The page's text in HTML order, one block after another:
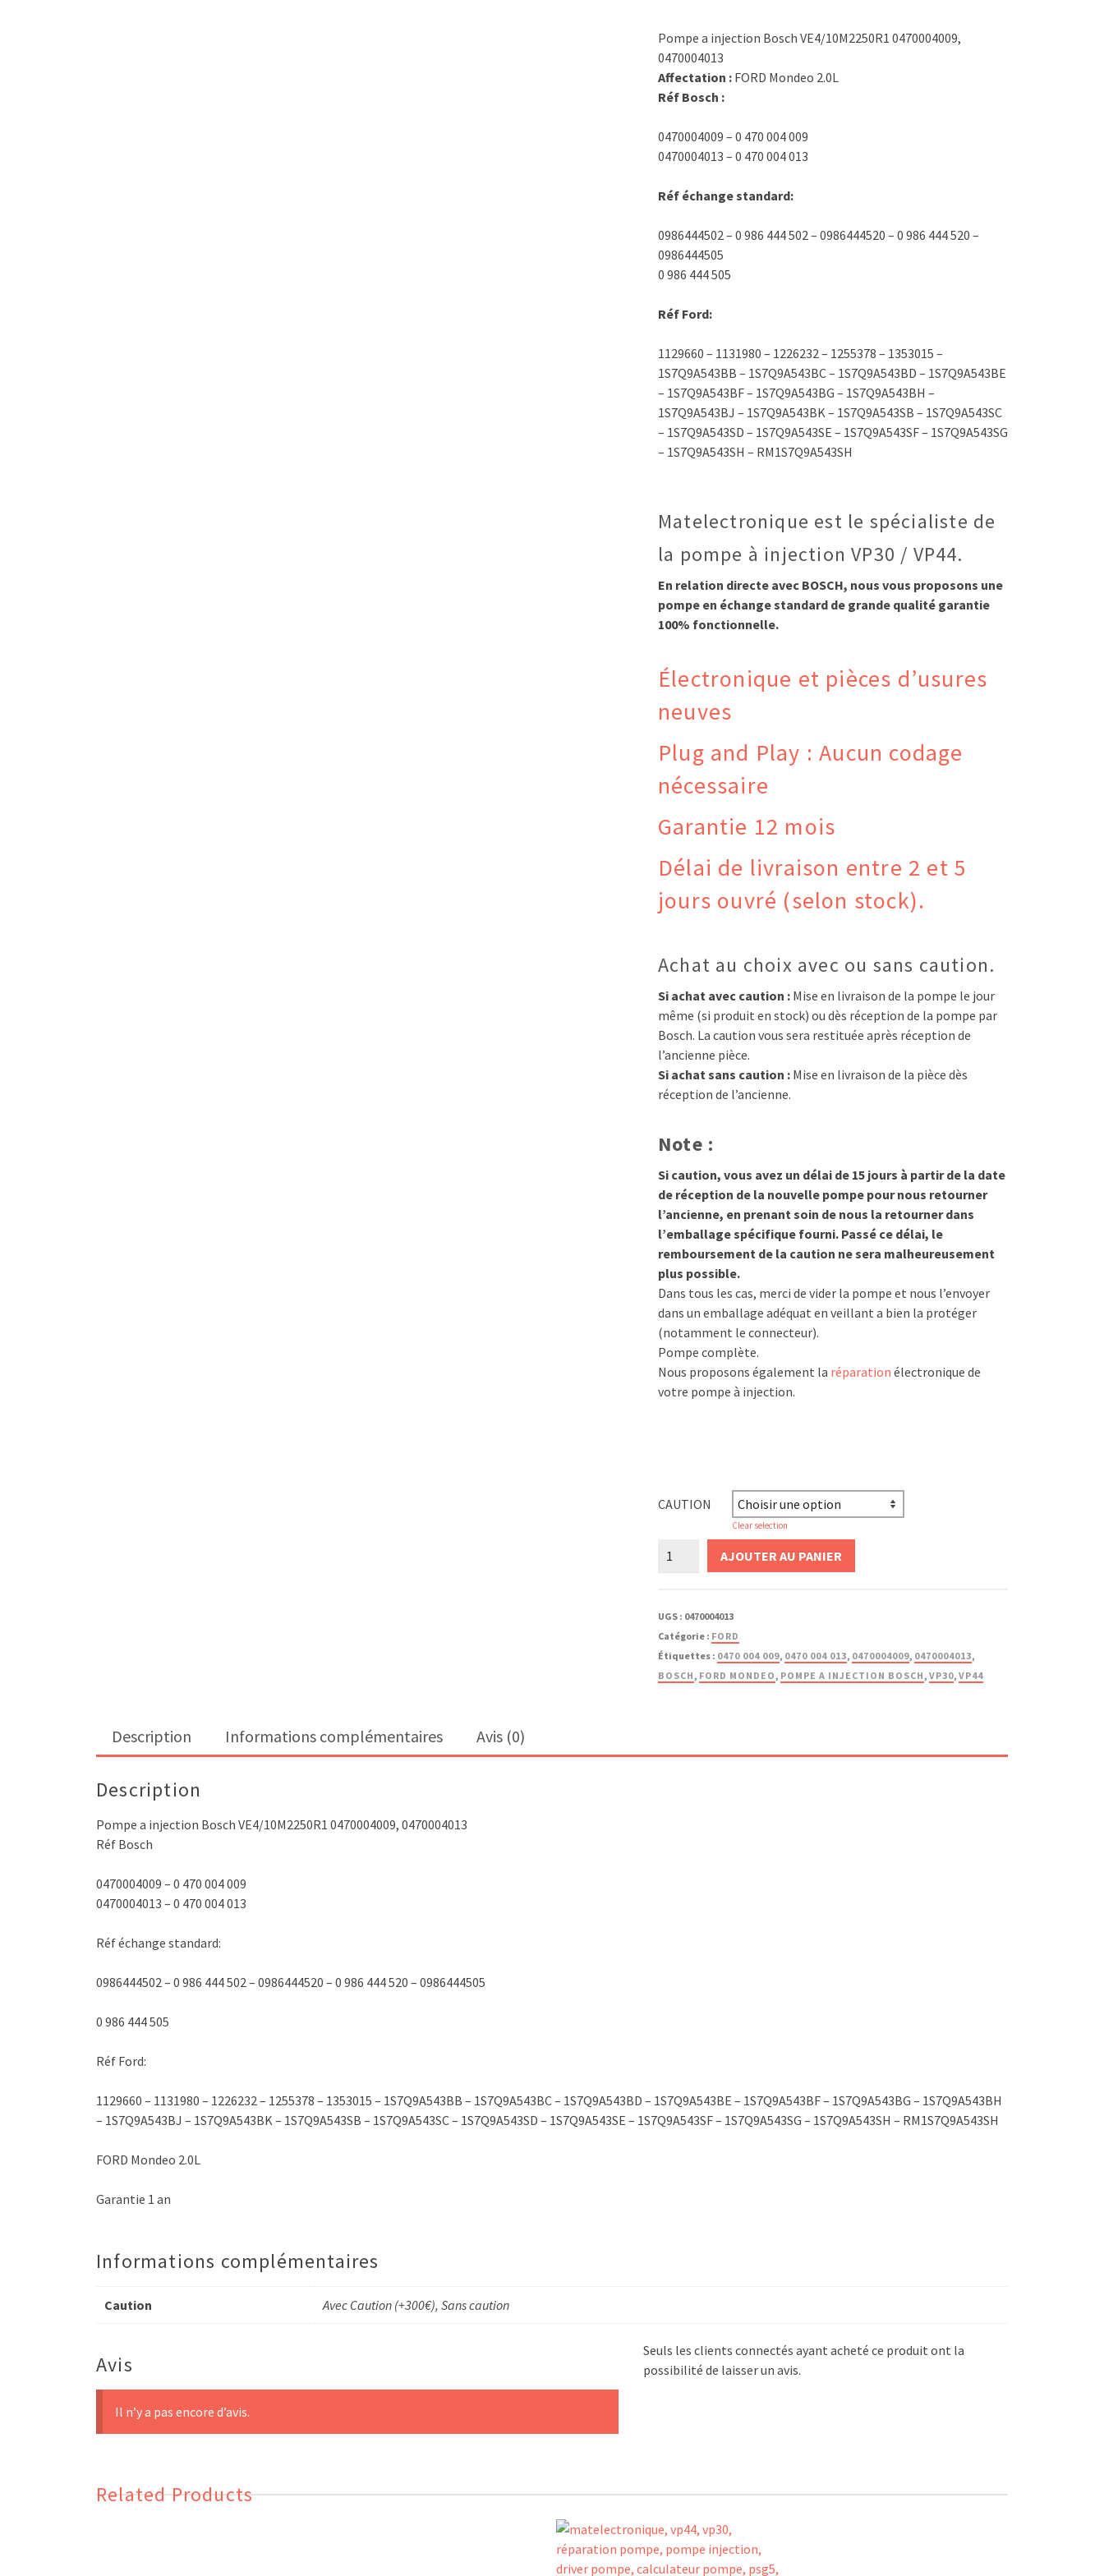
à
Pompe a injection Bosch VE4/10M2250R1 0470004009,
0470004013
Affectation : FORD Mondeo 2.0L
Réf Bosch :
0470004009 – 0 470 004 009
0470004013 – 0 470 004 013
Réf échange standard:
0986444502 – 0 986 444 502 – 0986444520 – 0 986 444 520 –
0986444505
0 986 444 505
Réf Ford:
1129660 – 1131980 – 1226232 – 1255378 – 1353015 –
1S7Q9A543BB – 1S7Q9A543BC – 1S7Q9A543BD – 1S7Q9A543BE
– 1S7Q9A543BF – 1S7Q9A543BG – 1S7Q9A543BH –
1S7Q9A543BJ – 1S7Q9A543BK – 1S7Q9A543SB – 1S7Q9A543SC
– 1S7Q9A543SD – 1S7Q9A543SE – 1S7Q9A543SF – 1S7Q9A543SG
– 1S7Q9A543SH – RM1S7Q9A543SH
Matelectronique est le spécialiste de
la pompe à injection VP30 / VP44.
En relation directe avec BOSCH, nous vous proposons une
pompe en échange standard de grande qualité garantie
100% fonctionnelle.
Électronique et pièces d’usures
neuves
Plug and Play : Aucun codage
nécessaire
Garantie 12 mois
Délai de livraison entre 2 et 5
jours ouvré (selon stock).
Achat au choix avec ou sans caution.
Si achat avec caution : Mise en livraison de la pompe le jour
même (si produit en stock) ou dès réception de la pompe par
Bosch. La caution vous sera restituée après réception de
l’ancienne pièce.
Si achat sans caution : Mise en livraison de la pièce dès
réception de l’ancienne.
Note :
Si caution, vous avez un délai de 15 jours à partir de la date
de réception de la nouvelle pompe pour nous retourner
l’ancienne, en prenant soin de nous la retourner dans
l’emballage spécifique fourni. Passé ce délai, le
remboursement de la caution ne sera malheureusement
plus possible.
Dans tous les cas, merci de vider la pompe et nous l’envoyer
dans un emballage adéquat en veillant a bien la protéger
(notamment le connecteur).
Pompe complète.
Nous proposons également la réparation électronique de
votre pompe à injection.
CAUTION
Clear selection
quantité
0470
004
AJOUTER AU PANIER
UGS : 0470004013
Catégorie : FORD
Étiquettes : 0470 004 009, 0470 004 013, 0470004009, 0470004013,
BOSCH, FORD MONDEO, POMPE A INJECTION BOSCH, VP30, VP44
Description Informations complémentaires Avis (0)
Description
Pompe a injection Bosch VE4/10M2250R1 0470004009, 0470004013
Réf Bosch
0470004009 – 0 470 004 009
0470004013 – 0 470 004 013
Réf échange standard:
0986444502 – 0 986 444 502 – 0986444520 – 0 986 444 520 – 0986444505
0 986 444 505
Réf Ford:
1129660 – 1131980 – 1226232 – 1255378 – 1353015 – 1S7Q9A543BB – 1S7Q9A543BC – 1S7Q9A543BD – 1S7Q9A543BE – 1S7Q9A543BF – 1S7Q9A543BG – 1S7Q9A543BH
– 1S7Q9A543BJ – 1S7Q9A543BK – 1S7Q9A543SB – 1S7Q9A543SC – 1S7Q9A543SD – 1S7Q9A543SE – 1S7Q9A543SF – 1S7Q9A543SG – 1S7Q9A543SH – RM1S7Q9A543SH
FORD Mondeo 2.0L
Garantie 1 an
Informations complémentaires
Caution Avec Caution (+300€), Sans caution
Avis
Il n’y a pas encore d’avis.
Seuls les clients connectés ayant acheté ce produit ont la
possibilité de laisser un avis.
Related Products